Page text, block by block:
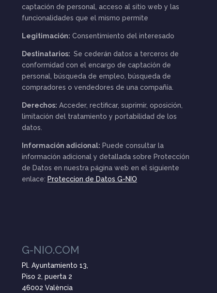
captación de personal, acceso al sitio web y las
funcionalidades que el mismo permite
Legitimación: Consentimiento del interesado
Destinatarios: Se cederán datos a terceros de
conformidad con el encargo de captación de
personal, búsqueda de empleo, búsqueda de
compradores o vendedores de una compañía.
Derechos: Acceder, rectificar, suprimir, oposición,
limitación del tratamiento y portabilidad de los
datos.
Información adicional: Puede consultar la
información adicional y detallada sobre Protección
de Datos en nuestra página web en el siguiente
enlace: Proteccion de Datos G-NIO
G-NIO.COM
Pl. Ayuntamiento 13,
Piso 2, puerta 2
46002 València